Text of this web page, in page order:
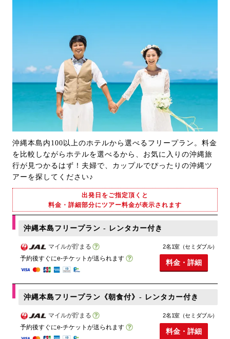
沖縄本島内100以上のホテルから選べるフリープラン。料金
を比較しながらホテルを選べるから、お気に入りの沖縄旅
行が見つかるはず！夫婦で、カップルでぴったりの沖縄ツ
アーを探してください♪
出発日をご指定頂くと
料金・詳細部分にツアー料金が表示されます
沖縄本島フリープラン - レンタカー付き
マイルが貯まる
予約後すぐにe-チケットが送られます
2名1室（セミダブル）
料金・詳細
沖縄本島フリープラン《朝食付》- レンタカー付き
マイルが貯まる
予約後すぐにe-チケットが送られます
2名1室（セミダブル）
料金・詳細